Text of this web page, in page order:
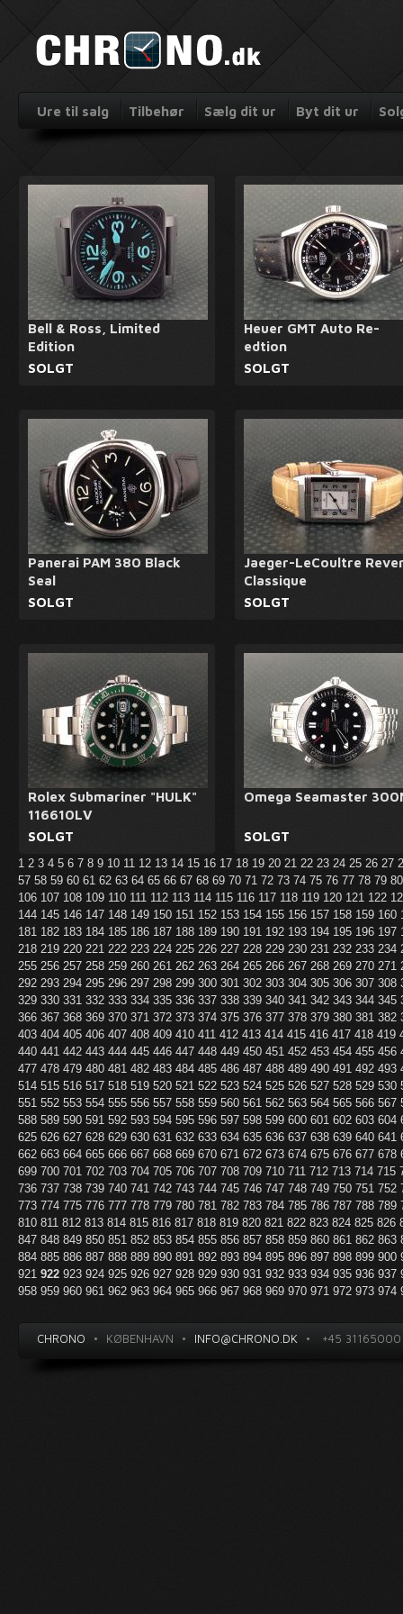
Ure til salg Tilbehør Sælg dit ur Byt dit ur
Bell & Ross, Limited
Edition
SOLGT
Heuer GMT Auto Re-
edtion
SOLGT
Panerai PAM 380 Black
Seal
SOLGT
Jaeger-LeCoultre
Classique
SOLGT
Rolex Submariner "HULK"
116610LV
SOLGT
Omega Seamaster
SOLGT
1 2 3 4 5 6 7 8 9 10 11 12 13 14 15 16 17 18 19 20 21 22 23 24 25 26 27
57 58 59 60 61 62 63 64 65 66 67 68 69 70 71 72 73 74 75 76 77 78 79
106 107 108 109 110 111 112 113 114 115 116 117 118 119 120 121 122
144 145 146 147 148 149 150 151 152 153 154 155 156 157 158 159 160
181 182 183 184 185 186 187 188 189 190 191 192 193 194 195 196 197
218 219 220 221 222 223 224 225 226 227 228 229 230 231 232 233 234
255 256 257 258 259 260 261 262 263 264 265 266 267 268 269 270 271
292 293 294 295 296 297 298 299 300 301 302 303 304 305 306 307 308
329 330 331 332 333 334 335 336 337 338 339 340 341 342 343 344 345
366 367 368 369 370 371 372 373 374 375 376 377 378 379 380 381 382
403 404 405 406 407 408 409 410 411 412 413 414 415 416 417 418 419
440 441 442 443 444 445 446 447 448 449 450 451 452 453 454 455 456
477 478 479 480 481 482 483 484 485 486 487 488 489 490 491 492 493
514 515 516 517 518 519 520 521 522 523 524 525 526 527 528 529 530
551 552 553 554 555 556 557 558 559 560 561 562 563 564 565 566 567
588 589 590 591 592 593 594 595 596 597 598 599 600 601 602 603 604
625 626 627 628 629 630 631 632 633 634 635 636 637 638 639 640 641
662 663 664 665 666 667 668 669 670 671 672 673 674 675 676 677 678
699 700 701 702 703 704 705 706 707 708 709 710 711 712 713 714 715
736 737 738 739 740 741 742 743 744 745 746 747 748 749 750 751 752
773 774 775 776 777 778 779 780 781 782 783 784 785 786 787 788 789
810 811 812 813 814 815 816 817 818 819 820 821 822 823 824 825 826
847 848 849 850 851 852 853 854 855 856 857 858 859 860 861 862 863
884 885 886 887 888 889 890 891 892 893 894 895 896 897 898 899 900
921 922 923 924 925 926 927 928 929 930 931 932 933 934 935 936 937
958 959 960 961 962 963 964 965 966 967 968 969 970 971 972 973 974
CHRONO • KØBENHAVN • INFO@CHRONO.DK • +45 31165000